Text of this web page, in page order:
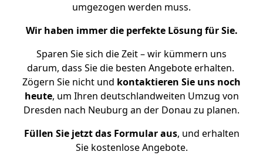
umgezogen werden muss.
Wir haben immer die perfekte Lösung für Sie.
Sparen Sie sich die Zeit – wir kümmern uns
darum, dass Sie die besten Angebote erhalten.
Zögern Sie nicht und kontaktieren Sie uns noch
heute, um Ihren deutschlandweiten Umzug von
Dresden nach Neuburg an der Donau zu planen.
Füllen Sie jetzt das Formular aus, und erhalten
Sie kostenlose Angebote.